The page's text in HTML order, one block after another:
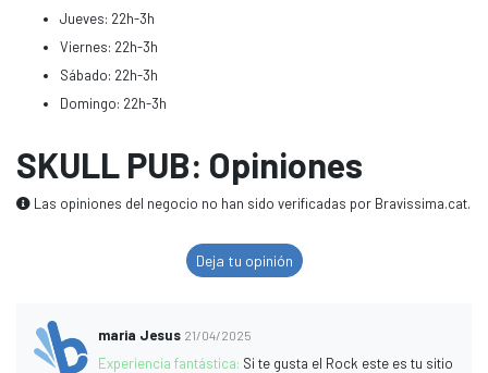
Jueves: 22h-3h
Viernes: 22h-3h
Sábado: 22h-3h
Domingo: 22h-3h
SKULL PUB: Opiniones
Las opiniones del negocio no han sido verificadas por Bravissima.cat.
Deja tu opinión
maria Jesus 21/04/2025
Experiencia fantástica: Si te gusta el Rock este es tu sitio